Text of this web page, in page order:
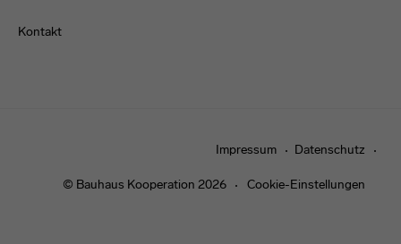
Kontakt
Impressum Datenschutz
© Bauhaus Kooperation 2026 Cookie-Einstellungen